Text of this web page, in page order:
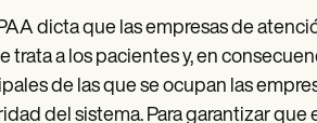
dicta que las empresas de
trata a los pacientes y, en
de las que se ocupan las
del sistema. Para garantizar